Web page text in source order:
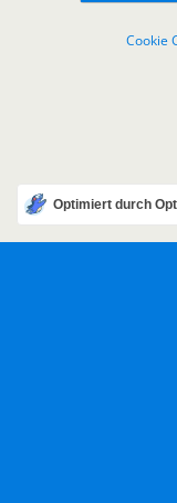
Optimiert durch
Cookie